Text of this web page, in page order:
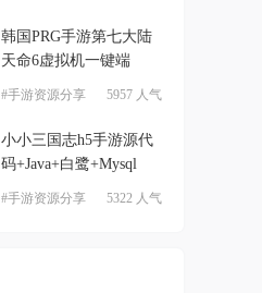
韩国PRG手游第七大陆
天命6虚拟机一键端
+GM
5957 人气
#手游资源分享
小小三国志h5手游源代
码+Java+白鹭+Mysql
5322 人气
#手游资源分享